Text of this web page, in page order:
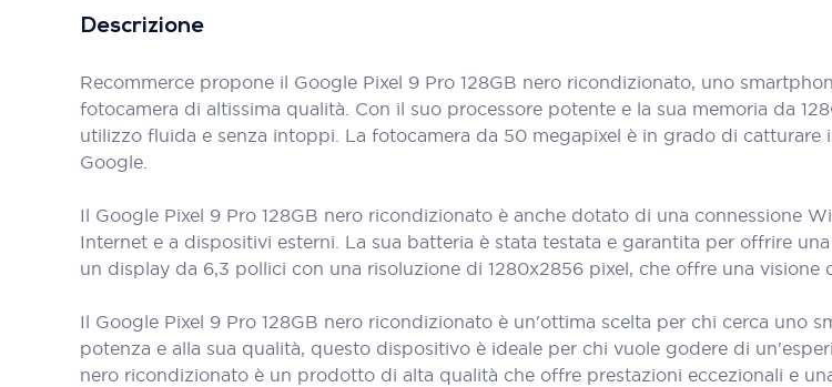
Descrizione
Recommerce propone il Google Pixel 9 Pro 128GB nero ricondizionato, uno
fotocamera di altissima qualità. Con il suo processore potente e la sua memoria da
utilizzo fluida e senza intoppi. La fotocamera da 50 megapixel è in grado di
Google.
Il Google Pixel 9 Pro 128GB nero ricondizionato è anche dotato di una connessione
Internet e a dispositivi esterni. La sua batteria è stata testata e garantita per offrire
un display da 6,3 pollici con una risoluzione di 1280x2856 pixel, che offre una visione
Il Google Pixel 9 Pro 128GB nero ricondizionato è un'ottima scelta per chi cerca uno
potenza e alla sua qualità, questo dispositivo è ideale per chi vuole godere di
nero ricondizionato è un prodotto di alta qualità che offre prestazioni eccezionali e